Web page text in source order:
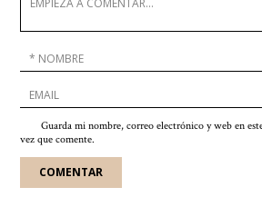
Guarda mi nombre, correo electrónico y web en
vez que comente.